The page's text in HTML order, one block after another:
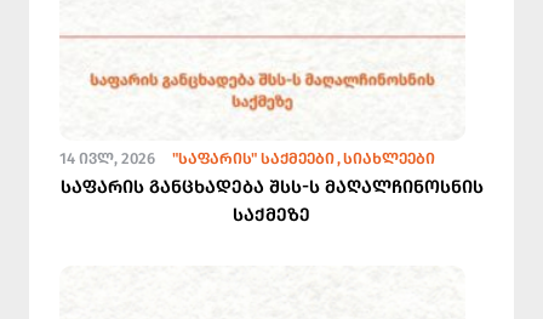
14 ᲘᲕᲚ, 2026 "ᲡᲐᲤᲐᲠᲘᲡ" ᲡᲐᲥᲛᲔᲔᲑᲘ ᲡᲘᲐᲮᲚᲔᲔᲑᲘ
საფარის განცხადება შსს-ს მაღალჩინოსნის
საქმეზე